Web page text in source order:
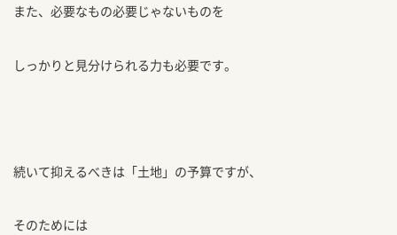
また、必要なもの必要じゃないものを
しっかりと見分けられる力も必要です。
続いて抑えるべきは「土地」の予算ですが、
そのためには